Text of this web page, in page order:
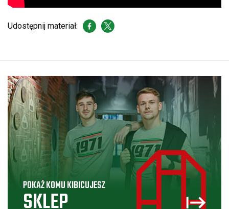
Udostępnij materiał:
POKAŻ KOMU KIBICUJESZ
SKLEP